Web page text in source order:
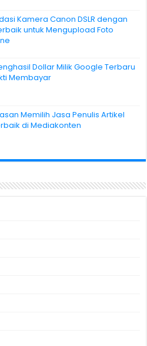
Kamera Canon DSLR dengan
untuk Mengupload Foto
Dollar Milik Google Terbaru
Membayar
Memilih Jasa Penulis Artikel
di Mediakonten